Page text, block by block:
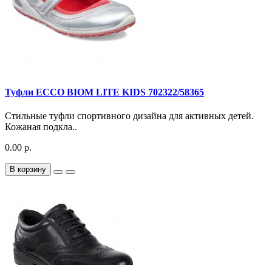
Туфли ECCO BIOM LITE KIDS 702322/58365
Стильные туфли спортивного дизайна для активных детей.
Кожаная подкла..
0.00 р.
В корзину